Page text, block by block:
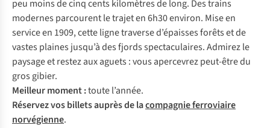
peu moins de cinq cents kilomètres de long. Des trains
modernes parcourent le trajet en 6h30 environ. Mise en
service en 1909, cette ligne traverse d’épaisses forêts et de
vastes plaines jusqu’à des fjords spectaculaires. Admirez le
paysage et restez aux aguets : vous apercevrez peut-être du
gros gibier.
Meilleur moment :toute l’année.
Réservez vos billets auprès de lacompagnie ferroviaire
norvégienne.